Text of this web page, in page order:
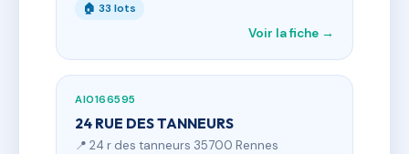
🏠 33 lots
Voir la fiche →
AI0166595
24 RUE DES TANNEURS
📍 24 r des tanneurs 35700 Rennes